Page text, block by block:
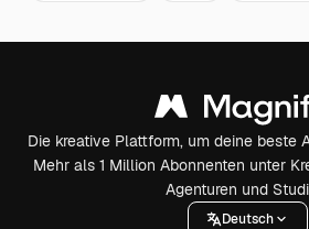
Die kreative Plattform, um deine beste
Mehr als 1 Million Abonnenten unter
Agenturen und
Deutsch